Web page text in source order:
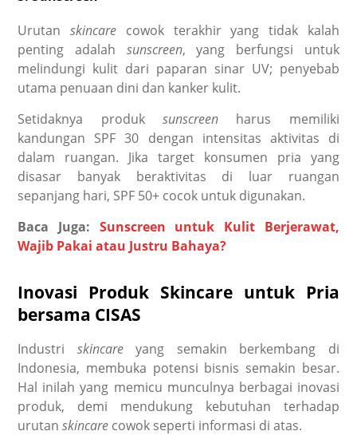
Urutanskincare cowokterakhir yang tidak kalah
penting adalah sunscreen, yang berfungsi untuk
melindungi kulit dari paparan sinar UV; penyebab
utama penuaan dini dan kanker kulit.
Setidaknya produk sunscreen harus memiliki
kandungan SPF 30 dengan intensitas aktivitas di
dalam ruangan. Jika target konsumen pria yang
disasar banyak beraktivitas di luar ruangan
sepanjang hari, SPF 50+ cocok untuk digunakan.
Baca Juga: Sunscreen untuk Kulit Berjerawat,
Wajib Pakai atau Justru Bahaya?
Inovasi Produk Skincare untuk Pria
bersama CISAS
Industri skincareyang semakin berkembang di
Indonesia, membuka potensi bisnis semakin besar.
Hal inilah yang memicu munculnya berbagai inovasi
produk, demi mendukung kebutuhan terhadap
urutanskincare cowok seperti informasi di atas.